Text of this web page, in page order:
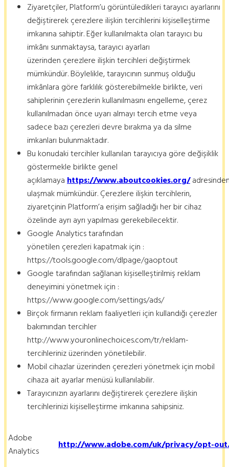
Ziyaretçiler, Platform’u görüntüledikleri tarayıcı ayarlarını
değiştirerek çerezlere ilişkin tercihlerini kişiselleştirme
imkanına sahiptir. Eğer kullanılmakta olan tarayıcı bu
imkânı sunmaktaysa, tarayıcı ayarları
üzerinden çerezlere ilişkin tercihleri değiştirmek
mümkündür. Böylelikle, tarayıcının sunmuş olduğu
imkânlara göre farklılık gösterebilmekle birlikte, veri
sahiplerinin çerezlerin kullanılmasını engelleme, çerez
kullanılmadan önce uyarı almayı tercih etme veya
sadece bazı çerezleri devre bırakma ya da silme
imkanları bulunmaktadır.
Bu konudaki tercihler kullanılan tarayıcıya göre değişiklik
göstermekle birlikte genel
açıklamayahttps://www.aboutcookies.org/
ulaşmak mümkündür. Çerezlere ilişkin tercihlerin,
ziyaretçinin Platform’a erişim sağladığı her bir cihaz
özelinde ayrı ayrı yapılması gerekebilecektir.
Google Analytics tarafından
yönetilen çerezleri kapatmak için :
https://tools.google.com/dlpage/gaoptout
Google tarafından sağlanan kişiselleştirilmiş reklam
deneyimini yönetmek için :
https://www.google.com/settings/ads/
Birçok firmanın reklam faaliyetleri için kullandığı çerezler
bakımından tercihler
http://www.youronlinechoices.com/tr/reklam-
tercihleriniz üzerinden yönetilebilir.
Mobil cihazlar üzerinden çerezleri yönetmek için mobil
cihaza ait ayarlar menüsü kullanılabilir.
Tarayıcınızın ayarlarını değiştirerek çerezlere ilişkin
tercihlerinizi kişiselleştirme imkanına sahipsiniz.
Adobe
Analytics
http://www.adobe.com/uk/privacy/opt-